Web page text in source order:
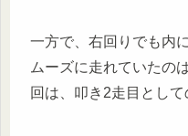
一方で、右回りでも内
ムーズに走れていたの
回は、叩き2走目として